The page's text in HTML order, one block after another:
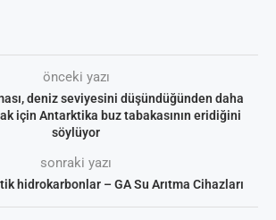
önceki yazı
deniz seviyesini düşündüğünden daha
için Antarktika buz tabakasının eridiğini
söylüyor
sonraki yazı
hidrokarbonlar – GA Su Arıtma Cihazları